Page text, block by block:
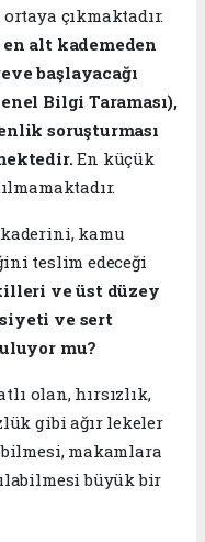
çıkmaktadır.
alt kademeden
başlayacağı
Bilgi Taraması),
soruşturması
En küçük
kamu
teslim edeceği
ve üst düzey
ve sert
mu?
olan, hırsızlık,
gibi ağır lekeler
makamlara
büyük bir